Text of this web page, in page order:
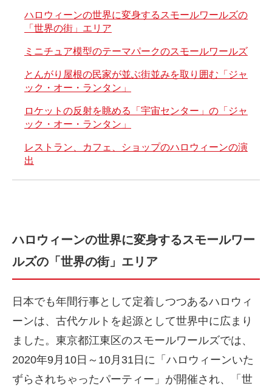
ハロウィーンの世界に変身するスモールワールズの
「世界の街」エリア
ミニチュア模型のテーマパークのスモールワールズ
とんがり屋根の民家が並ぶ街並みを取り囲む「ジャ
ック・オー・ランタン」
ロケットの反射を眺める「宇宙センター」の「ジャ
ック・オー・ランタン」
レストラン、カフェ、ショップのハロウィーンの演
出
ハロウィーンの世界に変身するスモールワー
ルズの「世界の街」エリア
日本でも年間行事として定着しつつあるハロウィ
ーンは、古代ケルトを起源として世界中に広まり
ました。東京都江東区のスモールワールズでは、
2020年9月10日～10月31日に「ハロウィーンいた
ずらされちゃったパーティー」が開催され、「世